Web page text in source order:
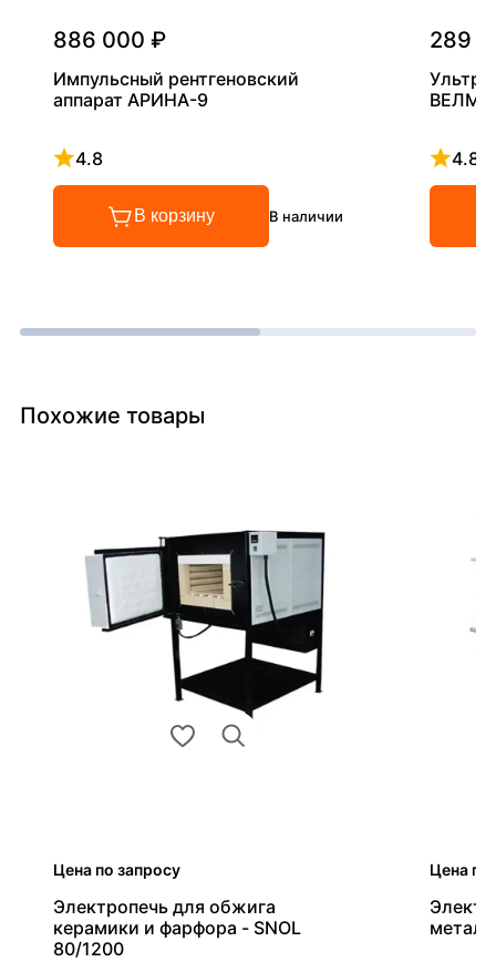
886 000 ₽
Импульсный рентгеновский
аппарат АРИНА-9
4.8
Рейтинг 4.8 из 5
В корзину В наличии
289
4.8
Похожие товары
Цена по запросу
Электропечь для обжига
керамики и фарфора - SNOL
80/1200
Цена по